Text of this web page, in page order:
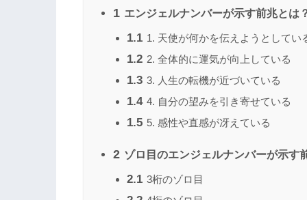
1 エンジェルナンバーが示す前兆とは
1.1 1. 天使が何かを伝えようとしてい
1.2 2. 全体的に運気が向上している
1.3 3. 人生の転機が近づいている
1.4 4. 自分の望みを引き寄せている
1.5 5. 感性や直感が冴えている
2 ゾロ目のエンジェルナンバーが示す
2.1 3桁のゾロ目